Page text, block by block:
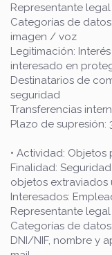
Representante legal
Categorías de
imagen / voz
Legitimación:
interesado en
Destinatarios de
seguridad
Transferencias
Plazo de supresión:
• Actividad: Objetos
Finalidad:
objetos extraviados
Interesados:
Representante legal
Categorías de
DNI/NIF, nombre y